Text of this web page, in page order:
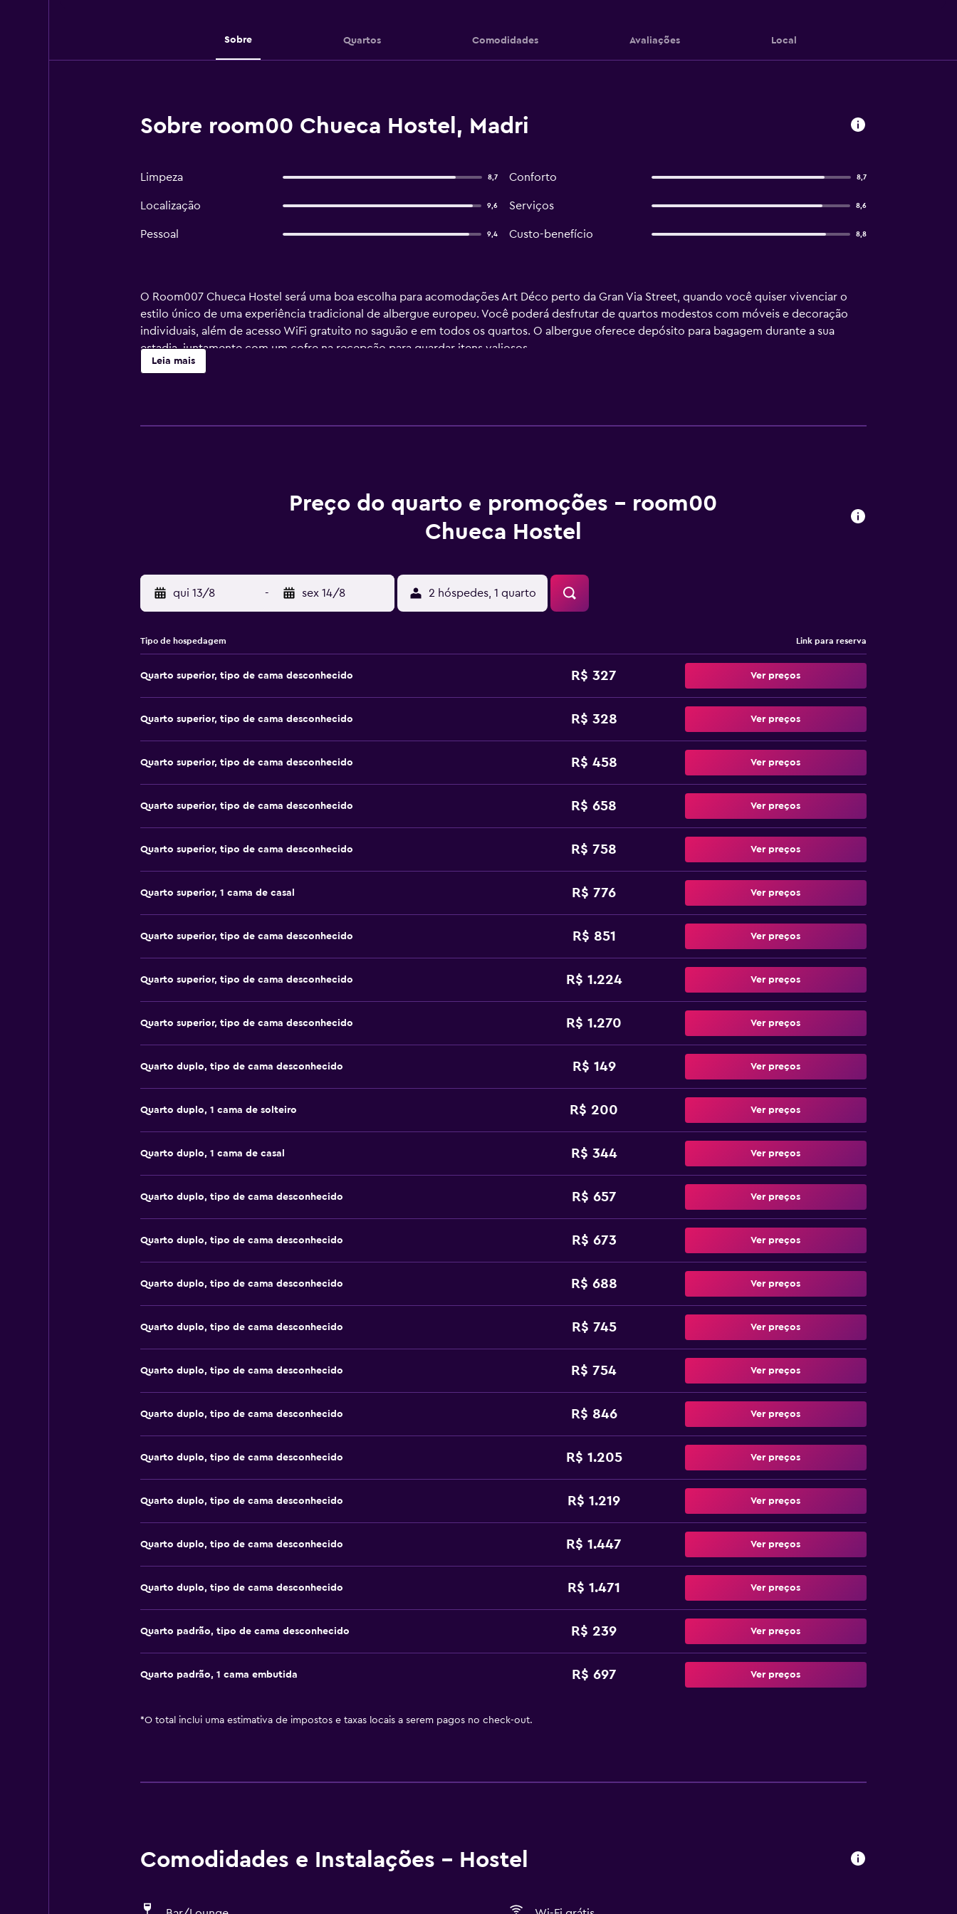
Sobre Quartos Comodidades Avaliações Local
Sobre room00 Chueca Hostel, Madri
Limpeza 8,7 Conforto 8,7
Localização 9,6 Serviços 8,6
Pessoal 9,4 Custo-benefício 8,8
O Room007 Chueca Hostel será uma boa escolha para acomodações Art Déco perto da Gran Via Street, quando você quiser vivenciar o
estilo único de uma experiência tradicional de albergue europeu. Você poderá desfrutar de quartos modestos com móveis e decoração
individuais, além de acesso WiFi gratuito no saguão e em todos os quartos. O albergue oferece depósito para bagagem durante a sua
estadia, juntamente com um cofre na recepção para guardar itens valiosos.
Esta propriedade oferece serviço de recepção 24 horas. Quando você quiser ver os pontos turísticos da área, pare primeiro na recepção
que não querem lidar com as multidões típicas de festas de outros hotéis e albergues.
Por uma taxa nominal, este albergue oferece todos os dias um café da manhã continental. Você também vai encontrar um café no edifício
ou poderá comer no restaurante e bar no local. Se você estiver procurando por bons pontos de gastronomia local, experimente
O Room007 Chueca Hostel fica a apenas cinco minutos a pé da Rua Gran Via e a menos de 20 minutos da Plaza Mayor e do Museu do Prado.
A partir do albergue, você poderá também visitar o Palácio Real ou pegar o metrô para explorar o resto de Madri.
Leia mais
Preço do quarto e promoções - room00
Chueca Hostel
qui 13/8 - sex 14/8 2 hóspedes, 1 quarto
Tipo de hospedagem Link para reserva
Quarto superior, tipo de cama desconhecido R$ 327 Ver preços
Quarto superior, tipo de cama desconhecido R$ 328 Ver preços
Quarto superior, tipo de cama desconhecido R$ 458 Ver preços
Quarto superior, tipo de cama desconhecido R$ 658 Ver preços
Quarto superior, tipo de cama desconhecido R$ 758 Ver preços
Quarto superior, 1 cama de casal R$ 776 Ver preços
Quarto superior, tipo de cama desconhecido R$ 851 Ver preços
Quarto superior, tipo de cama desconhecido R$ 1.224 Ver preços
Quarto superior, tipo de cama desconhecido R$ 1.270 Ver preços
Quarto duplo, tipo de cama desconhecido R$ 149 Ver preços
Quarto duplo, 1 cama de solteiro R$ 200 Ver preços
Quarto duplo, 1 cama de casal R$ 344 Ver preços
Quarto duplo, tipo de cama desconhecido R$ 657 Ver preços
Quarto duplo, tipo de cama desconhecido R$ 673 Ver preços
Quarto duplo, tipo de cama desconhecido R$ 688 Ver preços
Quarto duplo, tipo de cama desconhecido R$ 745 Ver preços
Quarto duplo, tipo de cama desconhecido R$ 754 Ver preços
Quarto duplo, tipo de cama desconhecido R$ 846 Ver preços
Quarto duplo, tipo de cama desconhecido R$ 1.205 Ver preços
Quarto duplo, tipo de cama desconhecido R$ 1.219 Ver preços
Quarto duplo, tipo de cama desconhecido R$ 1.447 Ver preços
Quarto duplo, tipo de cama desconhecido R$ 1.471 Ver preços
Quarto padrão, tipo de cama desconhecido R$ 239 Ver preços
Quarto padrão, 1 cama embutida R$ 697 Ver preços
*O total inclui uma estimativa de impostos e taxas locais a serem pagos no check-out.
Comodidades e Instalações - Hostel